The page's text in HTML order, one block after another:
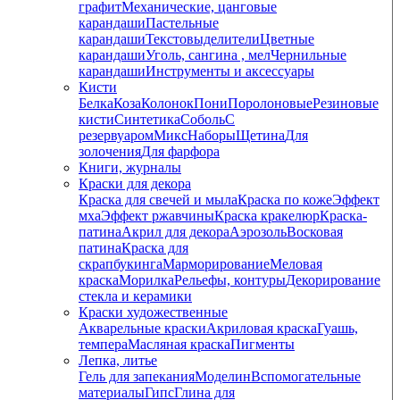
графитМеханические, цанговые
карандашиПастельные
карандашиТекстовыделителиЦветные
карандашиУголь, сангина , мелЧернильные
карандашиИнструменты и аксессуары
Кисти
БелкаКозаКолонокПониПоролоновыеРезиновые
кистиСинтетикаСобольС
резервуаромМиксНаборыЩетинаДля
золоченияДля фарфора
Книги, журналы
Краски для декора
Краска для свечей и мылаКраска по кожеЭффект
мхаЭффект ржавчиныКраска кракелюрКраска-
патинаАкрил для декораАэрозольВосковая
патинаКраска для
скрапбукингаМарморированиеМеловая
краскаМорилкаРельефы, контурыДекорирование
стекла и керамики
Краски художественные
Акварельные краскиАкриловая краскаГуашь,
темпераМасляная краскаПигменты
Лепка, литье
Гель для запеканияМоделинВспомогательные
материалыГипсГлина для